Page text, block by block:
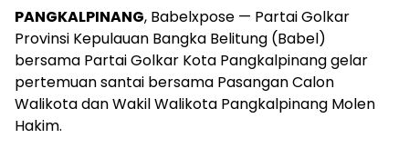
PANGKALPINANG, Babelxpose — Partai Golkar
Provinsi Kepulauan Bangka Belitung (Babel)
bersama Partai Golkar Kota Pangkalpinang gelar
pertemuan santai bersama Pasangan Calon
Walikota dan Wakil Walikota Pangkalpinang Molen
Hakim.